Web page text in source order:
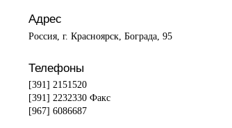
Адрес
Россия, г. Красноярск, Бограда, 95
Телефоны
[391] 2151520
[391] 2232330 Факс
[967] 6086687